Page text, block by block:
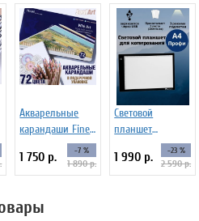
Акварельные
карандаши Fine
Aqua 72 цвета
1 750 р. -7 %
1 890 р.
Световой
планшет
ArtPinOk А4
"Профи"
1 990 р. -23 %
2 590 р.